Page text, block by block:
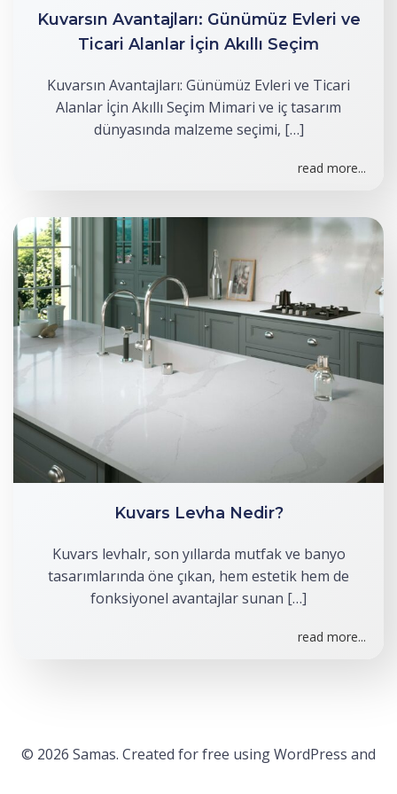
Kuvarsın Avantajları: Günümüz Evleri ve
Ticari Alanlar İçin Akıllı Seçim
Kuvarsın Avantajları: Günümüz Evleri ve Ticari
Alanlar İçin Akıllı Seçim Mimari ve iç tasarım
dünyasında malzeme seçimi, […]
read more...
Kuvars Levha Nedir?
Kuvars levhalr, son yıllarda mutfak ve banyo
tasarımlarında öne çıkan, hem estetik hem de
fonksiyonel avantajlar sunan […]
read more...
© 2026 Samas. Created for free using WordPress and